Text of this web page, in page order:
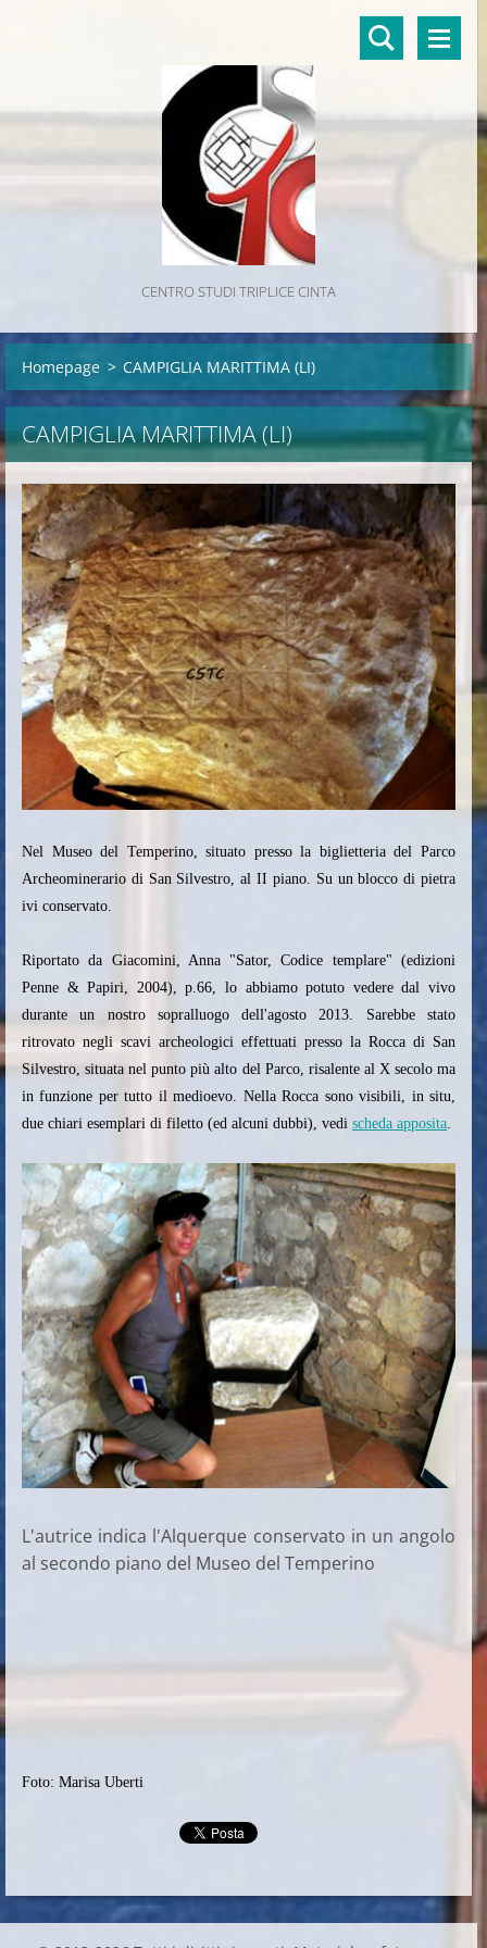
CENTRO STUDI TRIPLICE CINTA
Homepage > CAMPIGLIA MARITTIMA (LI)
CAMPIGLIA MARITTIMA (LI)
Nel Museo del Temperino, situato presso la biglietteria del Parco
Archeominerario di San Silvestro, al II piano. Su un blocco di pietra
ivi conservato.
Riportato da Giacomini, Anna "Sator, Codice templare" (edizioni
Penne & Papiri, 2004), p.66, lo abbiamo potuto vedere dal vivo
durante un nostro sopralluogo dell'agosto 2013. Sarebbe stato
ritrovato negli scavi archeologici effettuati presso la Rocca di San
Silvestro, situata nel punto più alto del Parco, risalente al X secolo ma
in funzione per tutto il medioevo. Nella Rocca sono visibili, in situ,
due chiari esemplari di filetto (ed alcuni dubbi), vedi scheda apposita
L'autrice indica l'Alquerque conservato in un angolo
al secondo piano del Museo del Temperino
Foto: Marisa Uberti